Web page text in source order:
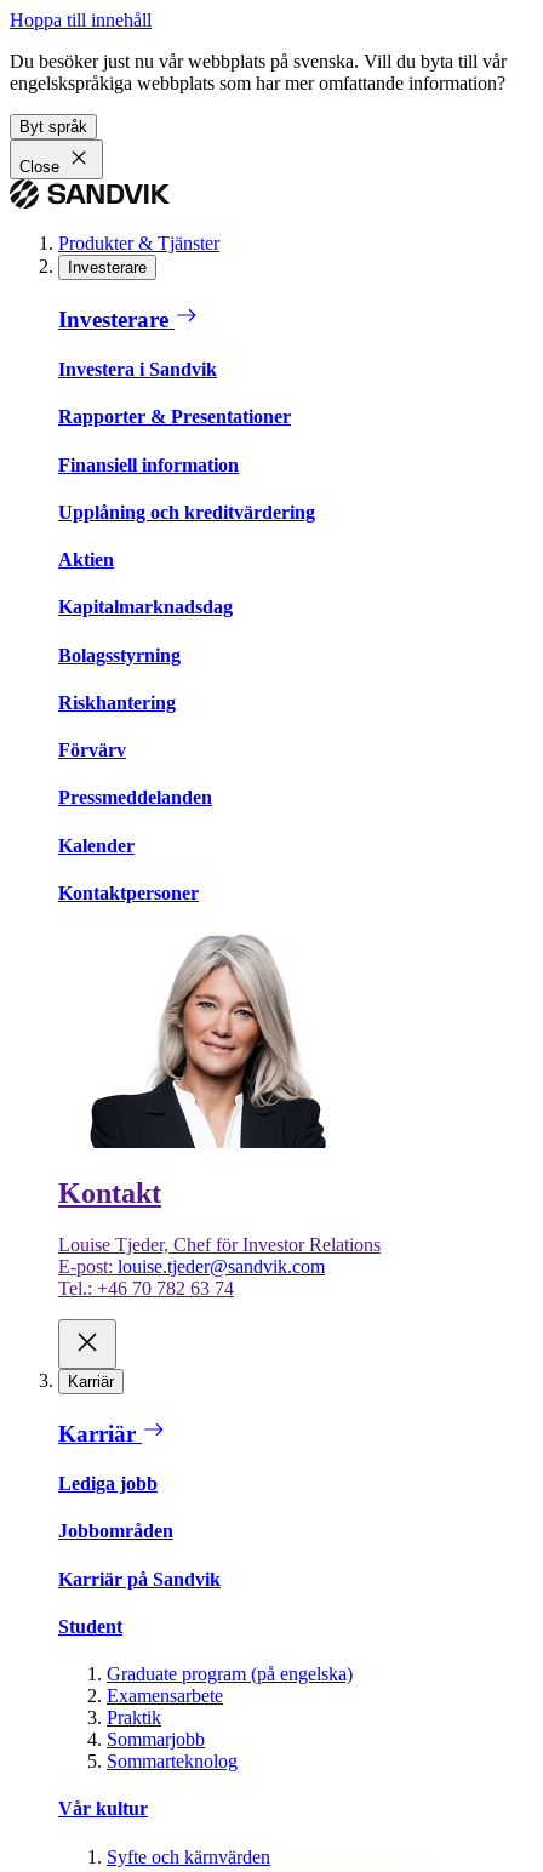
Hoppa till innehåll
Du besöker just nu vår webbplats på svenska. Vill du byta till vår
engelskspråkiga webbplats som har mer omfattande information?
Byt språk
Close
Produkter & Tjänster
Investerare
Investerare
Investera i Sandvik
Rapporter & Presentationer
Finansiell information
Upplåning och kreditvärdering
Aktien
Kapitalmarknadsdag
Bolagsstyrning
Riskhantering
Förvärv
Pressmeddelanden
Kalender
Kontaktpersoner
Kontakt
Louise Tjeder, Chef för Investor Relations
E-post: louise.tjeder@sandvik.com
Tel.: +46 70 782 63 74
Karriär
Karriär
Lediga jobb
Jobbområden
Karriär på Sandvik
Student
Graduate program (på engelska)
Examensarbete
Praktik
Sommarjobb
Sommarteknolog
Vår kultur
Syfte och kärnvärden